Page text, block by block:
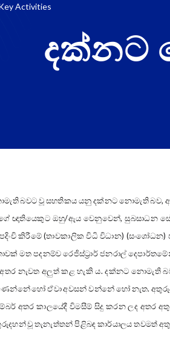
Activities
දක්නට
බවට වූ සහතිකය යනු දක්නට නොමැති
ඥාතියෙකුට ඔහු/ඇය වෙනුවෙන්, සුබසාධන
කිරීමේ (තාවකාලික විධි විධාන)
මත පදනම්ව රෙජිස්ට්‍රාර් ජනරාල්
නැවත අලුත් කළ හැකි ය. දක්නට
හෝ ඒවා අවසන් වන්නේ හෝ නැත.
අතර කාලයේදී විමසීම් සිදු කරන ලද අතර
වූ තැනැත්තන් පිළිබඳ කාර්යාලය තවමත්